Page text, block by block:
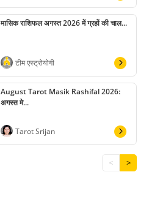
मासिक राशिफल अगस्त 2026 में ग्रहों की चाल...
टीम एस्ट्रोयोगी
August Tarot Masik Rashifal 2026:
अगस्त मे...
Tarot Srijan
< >